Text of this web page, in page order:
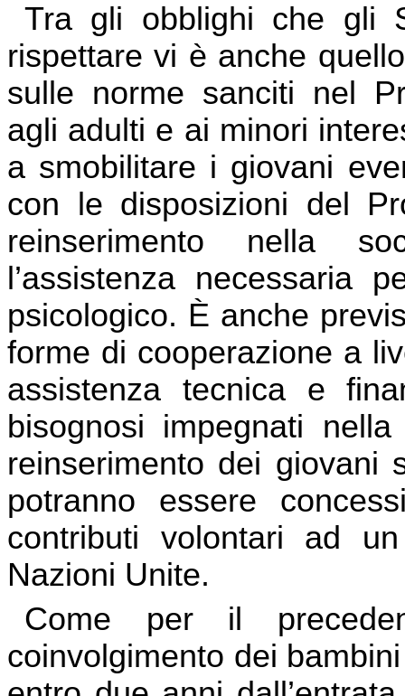
Tra gli obblighi che gli
rispettare vi è anche
sulle norme sanciti nel
agli adulti e ai minori
a smobilitare i giovani
con le disposizioni del
reinserimento nella
l’assistenza necessaria
psicologico. È anche
forme di cooperazione a
assistenza tecnica e
bisognosi impegnati
reinserimento dei
potranno essere
contributi volontari ad
Nazioni Unite.
Come per il
coinvolgimento dei